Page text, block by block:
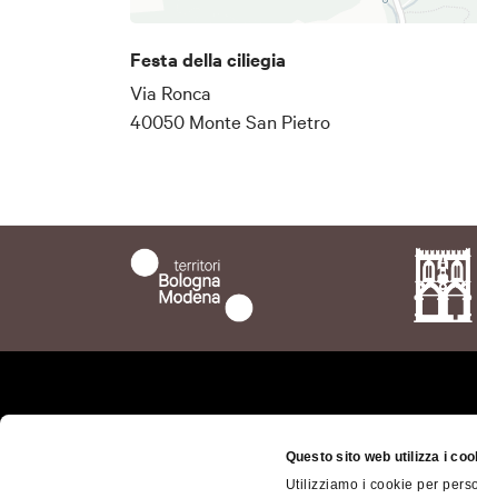
Questo sito web utilizza i
Utilizziamo i cookie per
Festa della ciliegia
Via Ronca
40050 Monte San Pietro